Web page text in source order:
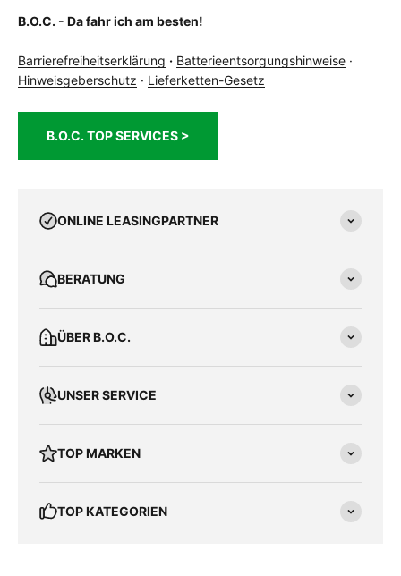
B.O.C. - Da fahr ich am besten!
Barrierefreiheitserklärung · Batterieentsorgungshinweise ·
Hinweisgeberschutz · Lieferketten-Gesetz
B.O.C. TOP SERVICES >
ONLINE LEASINGPARTNER
BERATUNG
ÜBER B.O.C.
UNSER SERVICE
TOP MARKEN
TOP KATEGORIEN